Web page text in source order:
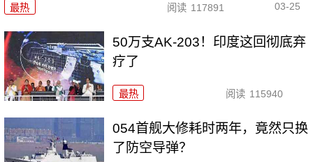
最热 阅读 117891 03-25
50万支AK-203！印度这回彻底弃
疗了
最热 阅读 115940
054首舰大修耗时两年，竟然只换
了防空导弹？